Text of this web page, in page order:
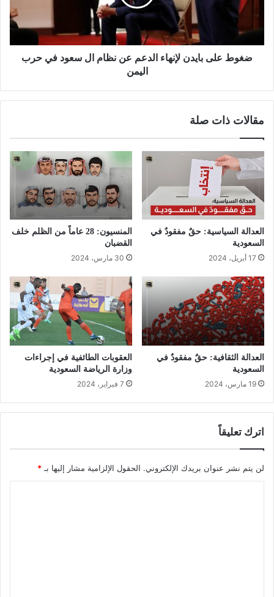
ضغوط على بايدن لإنهاء الدعم عن نظام ال سعود في حرب
اليمن
مقالات ذات صلة
العدالة السياسية: حقٌ مفقودٌ في
السعودية
17 أبريل، 2024
المنسيون: 28 عاماً من الظلم خلف
القضبان
30 مارس، 2024
العدالة الثقافية: حقٌ مفقودٌ في
السعودية
19 مارس، 2024
العقوبات الطائفية في إجراءات
وزارة الرياضة السعودية
7 فبراير، 2024
اترك تعليقاً
لن يتم نشر عنوان بريدك الإلكتروني. الحقول الإلزامية مشار إليها بـ*